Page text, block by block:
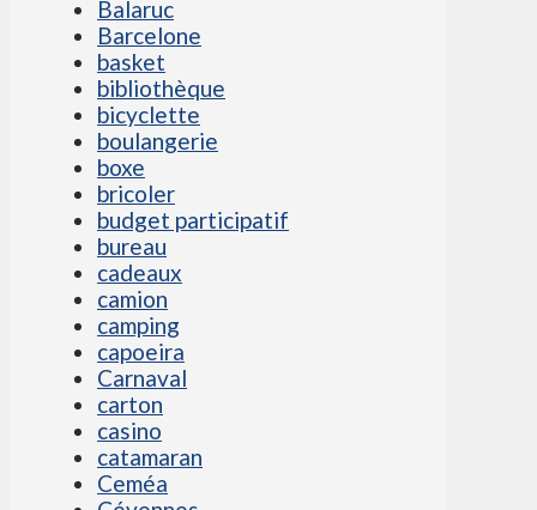
Balaruc
Barcelone
basket
bibliothèque
bicyclette
boulangerie
boxe
bricoler
budget participatif
bureau
cadeaux
camion
camping
capoeira
Carnaval
carton
casino
catamaran
Ceméa